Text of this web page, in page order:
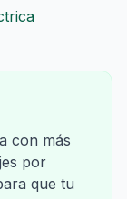
con más
por
que tu